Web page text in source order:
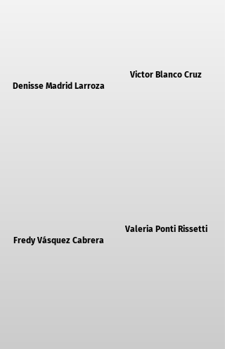
Denisse Madrid Larroza
Fredy Vásquez Cabrera
Victor Blanco Cruz
Valeria Ponti Rissetti